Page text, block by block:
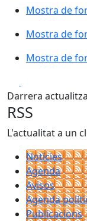
Mostra de
Mostra de
Mostra de
Mostra de
Mostra de
Darrera
RSS
L'actualitat a un
Notícies
Agenda
Avisos
Agenda
Publicacions